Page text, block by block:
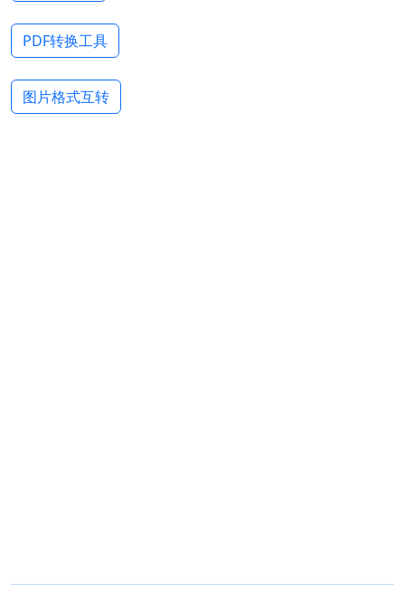
PDF转换工具
图片格式互转